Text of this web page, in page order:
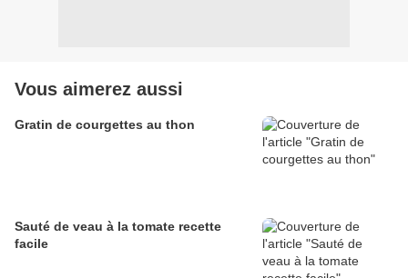
Vous aimerez aussi
Gratin de courgettes au thon
Sauté de veau à la tomate recette
facile